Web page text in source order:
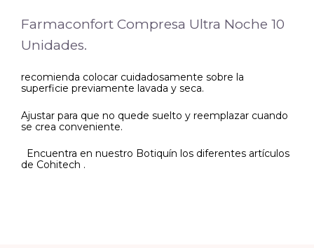
Farmaconfort Compresa Ultra Noche 10
Unidades.
recomienda colocar cuidadosamente sobre la
superficie previamente lavada y seca.
Ajustar para que no quede suelto y reemplazar cuando
se crea conveniente.
Encuentra en nuestro Botiquín los diferentes artículos
de Cohitech .